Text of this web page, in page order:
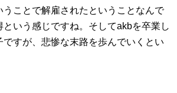
うことで解雇されたということなんで
いう感じですね。そしてakbを卒業し
すが、悲惨な末路を歩んでいくとい